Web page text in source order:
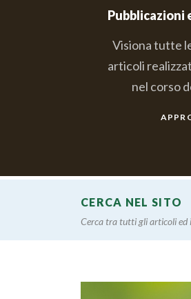
Pubblicazioni
Visiona tutte
articoli
nel corso
CERCA NEL SITO
Cerca tra tutti gli articoli ed